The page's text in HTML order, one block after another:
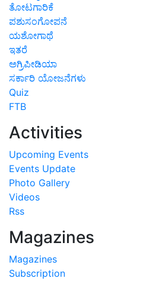
ತೋಟಗಾರಿಕೆ
ಪಶುಸಂಗೋಪನೆ
ಯಶೋಗಾಥೆ
ಇತರೆ
ಅಗ್ರಿಪೀಡಿಯಾ
ಸರ್ಕಾರಿ ಯೋಜನೆಗಳು
Quiz
FTB
Activities
Upcoming Events
Events Update
Photo Gallery
Videos
Rss
Magazines
Magazines
Subscription